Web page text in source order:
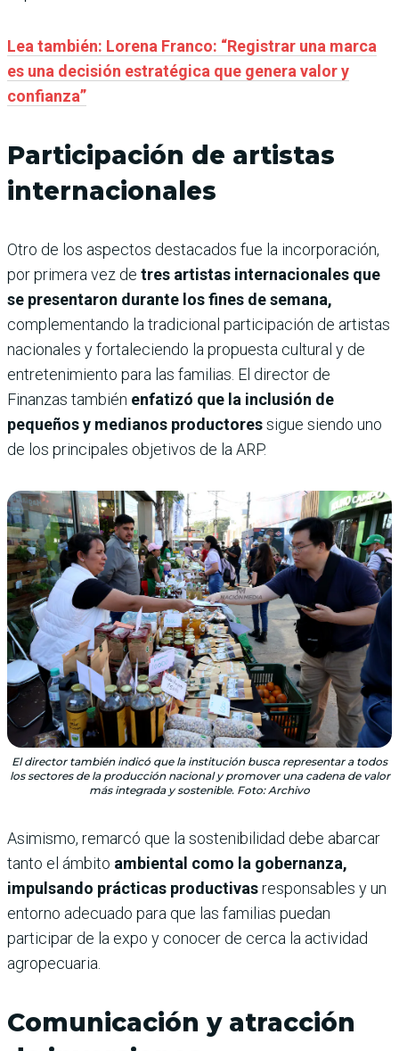
Lea también: Lorena Franco: “Registrar una marca
es una decisión estratégica que genera valor y
confianza”
Participación de artistas
internacionales
Otro de los aspectos destacados fue la incorporación,
por primera vez de tres artistas internacionales que
se presentaron durante los fines de semana,
complementando la tradicional participación de artistas
nacionales y fortaleciendo la propuesta cultural y de
entretenimiento para las familias. El director de
Finanzas también enfatizó que la inclusión de
pequeños y medianos productoressigue siendo uno
de los principales objetivos de la ARP.
El director también indicó que la institución busca representar a todos
los sectores de la producción nacional y promover una cadena de valor
más integrada y sostenible. Foto: Archivo
Asimismo, remarcó que la sostenibilidad debe abarcar
tanto el ámbito ambiental como la gobernanza,
impulsando prácticas productivasresponsables y un
entorno adecuado para que las familias puedan
participar de la expo y conocer de cerca la actividad
agropecuaria.
Comunicación y atracción